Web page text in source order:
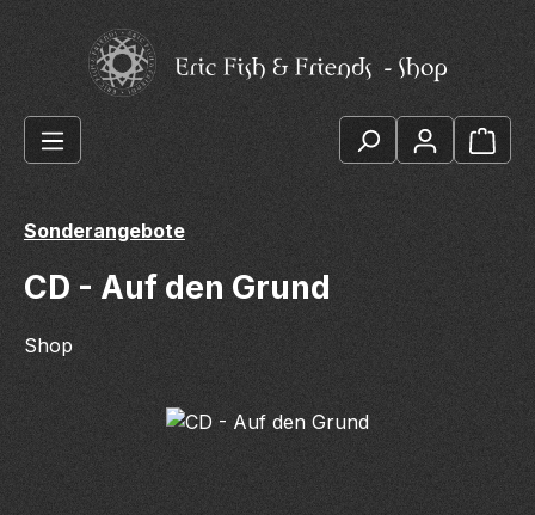
Zum Hauptinhalt springen
Sonderangebote
CD - Auf den Grund
Shop
Bildergalerie überspringen